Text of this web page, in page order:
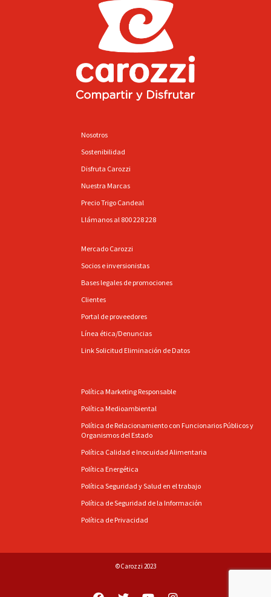
Nosotros
Sostenibilidad
Disfruta Carozzi
Nuestra Marcas
Precio Trigo Candeal
Llámanos al 800 228 228
Mercado Carozzi
Socios e inversionistas
Bases legales de promociones
Clientes
Portal de proveedores
Línea ética/Denuncias
Link Solicitud Eliminación de Datos
Política Marketing Responsable
Política Medioambiental
Política de Relacionamiento con Funcionarios Públicos y
Organismos del Estado
Política Calidad e Inocuidad Alimentaria
Política Energética
Política Seguridad y Salud en el trabajo
Política de Seguridad de la Información
Política de Privacidad
©Carozzi 2023